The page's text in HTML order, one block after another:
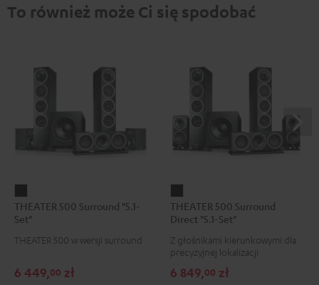
To również może Ci się spodobać
500
Surround
"5.1-
Black
THEATER 500 Surround "5.1-
Set"
THEATER 500 w wersji surround
6 449,00 zł
500
Surround
Direct
"5.1-
Set"
THEATER 500 Surround
Direct "5.1-Set"
Z głośnikami kierunkowymi dla
precyzyjnej lokalizacji
6 849,00 zł